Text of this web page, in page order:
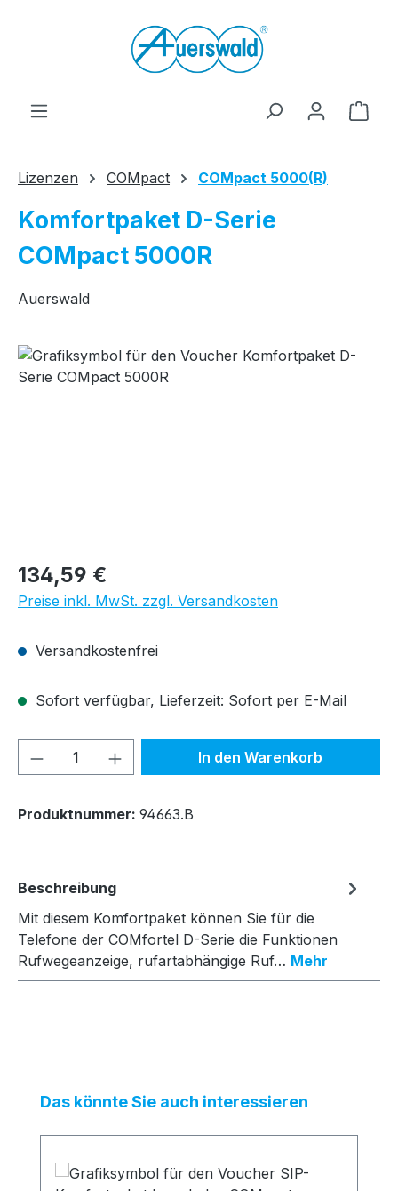
Zum Hauptinhalt springen
Lizenzen COMpact COMpact 5000(R)
Komfortpaket D-Serie
COMpact 5000R
Auerswald
Bildergalerie überspringen
Regulärer Preis:
134,59 €
Preise inkl. MwSt. zzgl. Versandkosten
Versandkostenfrei
Sofort verfügbar, Lieferzeit: Sofort per E-Mail
Produkt Anzahl: Gib denIn den Warenkorb
Produktnummer: 94663.B
Beschreibung
Mit diesem Komfortpaket können Sie für die
Telefone der COMfortel D-Serie die Funktionen
Rufwegeanzeige, rufartabhängige Ruf… Mehr
Produktgalerie überspringen
Das könnte Sie auch interessieren